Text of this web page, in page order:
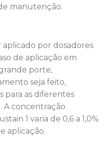
manutenção.
aplicado por dosadores
de aplicação em
porte,
seja feito,
para as diferentes
A concentração
1 varia de 0,6 a 1,0%
aplicação.